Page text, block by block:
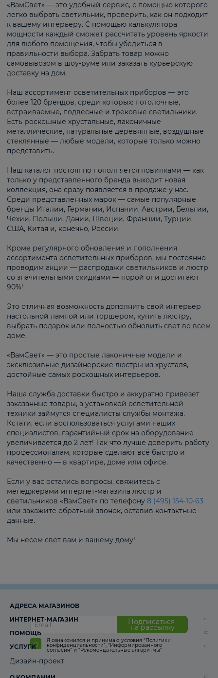
«ВамСвет» — это удобный сервис, с помощью которого
легко выбрать светильник, проверить, как он подходит
к вашему интерьеру. С помощью калькулятора
мощности каждый сможет рассчитать уровень яркости
для любого помещения, чтобы убедиться в
правильности выбора. Забрать товар можно
самовывозом в шоу-руме или заказать курьерскую
доставку на дом.
Наш ассортимент осветительных приборов — это
более 120 брендов, среди которых: потолочные,
встраиваемые, подвесные и трековые светильники.
Есть роскошные хрустальные, лаконичные
металлические, натуральные деревянные, воздушные
стеклянные — любые модели, которые только можно
представить.
Наш каталог постоянно пополняется новинками — как
только у представленного бренда выходит новая
коллекция, она сразу появляется в продаже у нас.
Среди представленных марок — самые популярные
бренды Италии, Германии, Испании, Австрии, Бельгии,
Чехии, Польши, Дании, Швеции, Франции, Турции,
США, Китая и, конечно, России.
Кроме регулярного обновления и пополнения
ассортимента осветительных приборов, мы постоянно
проводим акции — распродажи светильников и люстр
со значительными скидками — порой они достигают
90%!
Это отличная возможность дополнить свой интерьер
настольной лампой или торшером, купить люстру,
выбрать подарок или полностью обновить свет во всем
доме.
«ВамСвет» — это простые лаконичные модели и
эксклюзивные дизайнерские люстры из хрусталя,
достойные самых роскошных интерьеров.
Наша служба доставки быстро и аккуратно привезет
заказанные товары, а установкой осветительной
техники займутся специалисты службы монтажа.
Кстати, если воспользоваться услугами наших
специалистов, гарантийный срок на оборудование
увеличивается до 2 лет! Так что лучше доверить работу
профессионалам, которые сделают всё быстро и
качественно — в квартире, доме или офисе.
Если у вас остались вопросы, свяжитесь с
менеджерами интернет-магазина люстр и
светильников «ВамСвет» по телефону 8 (495) 154-10-63
или закажите обратный звонок, оставив контактные
данные.
Мы несем свет вам и вашему дому!
Подписаться
на рассылку
Я ознакомился и принимаю условия “Политики
конфиденциальности”, “Информированного
согласия“ и “Рекомендательные алгоритмы“
АДРЕСА МАГАЗИНОВ
ИНТЕРНЕТ-МАГАЗИН
ПОМОЩЬ
УСЛУГИ
Дизайн-проект